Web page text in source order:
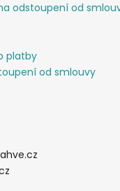
í
k
odstoupení od
platby
od smlouvy